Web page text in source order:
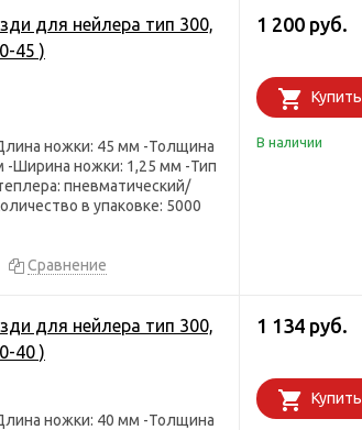
для нейлера тип 300,
45 )
ножки: 45 мм -Толщина
-Ширина ножки: 1,25 мм -Тип
пневматический/
в упаковке: 5000
1 200 руб.
Купить
В наличии
Сравнение
для нейлера тип 300,
40 )
ножки: 40 мм -Толщина
1 134 руб.
Купить